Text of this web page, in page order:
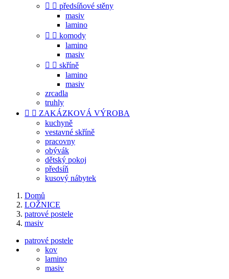
  předsíňové stěny
masiv
lamino
  komody
lamino
masiv
  skříně
lamino
masiv
zrcadla
truhly
  ZAKÁZKOVÁ VÝROBA
kuchyně
vestavné skříně
pracovny
obývák
dětský pokoj
předsíň
kusový nábytek
Domů
LOŽNICE
patrové postele
masiv
patrové postele
kov
lamino
masiv